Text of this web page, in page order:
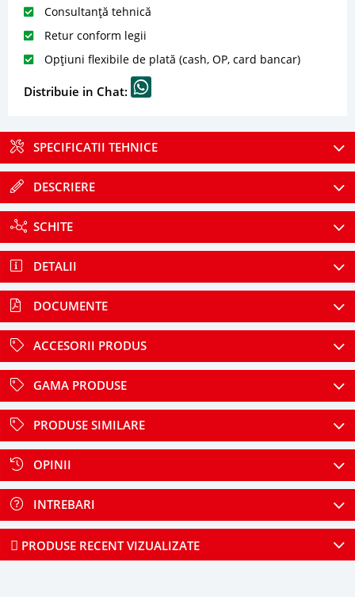
Consultanță tehnică
Retur conform legii
Opțiuni flexibile de plată (cash, OP, card bancar)
Distribuie in Chat:
SPECIFICATII TEHNICE
DESCRIERE
SCHITE
DETALII
DOCUMENTE
ACCESORII PRODUS
GAMA PRODUSE
PRODUSE SIMILARE
OPINII
INTREBARI
PRODUSE RECENT VIZUALIZATE